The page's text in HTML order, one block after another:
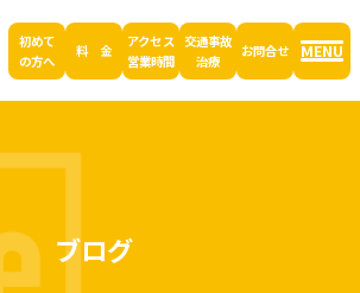
初めて
の方へ
料 金
アクセス
営業時間
交通事故
治療
お問合せ MENU
ブログ